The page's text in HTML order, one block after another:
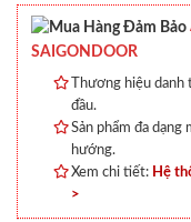
SAIGONDOOR
Thương hiệu
đầu.
Sản phẩm đa
hướng.
Xem chi tiết: Hệ
>